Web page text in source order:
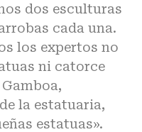
dos esculturas
cada una.
los expertos no
ni catorce
la estatuaria,
estatuas».